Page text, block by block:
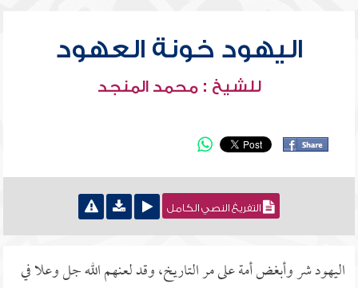
اليهود خونة العهود
للشيخ : محمد المنجد
التفريغ النصي الكامل
اليهود شر وأبغض أمة على مر التاريخ، وقد لعنهم الله جل وعلا في